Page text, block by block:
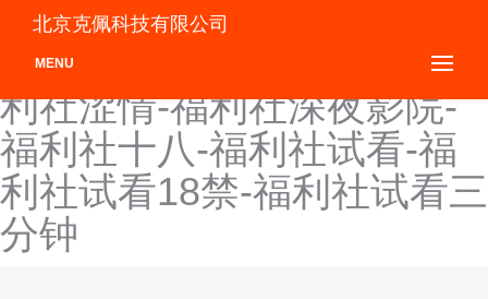
福利社热逼-福利社日韩-福
利社三分钟-福利社色色-福
利社涩情-福利社深夜影院-
福利社十八-福利社试看-福
利社试看18禁-福利社试看三
分钟
北京克佩科技有限公司
MENU